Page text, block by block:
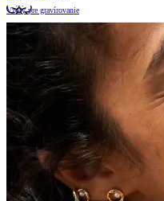
Vzory pre gravírovanie